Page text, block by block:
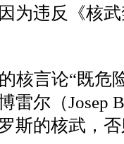
为违反《核
核言论“既危
雷尔（Josep
斯的核武，